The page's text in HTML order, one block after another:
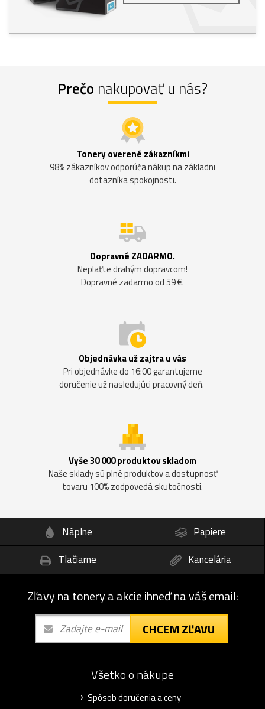
Prečo nakupovať u nás?
Tonery overené zákazníkmi
98% zákazníkov odporúča nákup na základni
dotazníka spokojnosti.
Dopravné ZADARMO.
Neplaťte drahým dopravcom!
Dopravné zadarmo od 59 €.
Objednávka už zajtra u vás
Pri objednávke do 16:00 garantujeme
doručenie už nasledujúci pracovný deň.
Vyše 30 000 produktov skladom
Naše sklady sú plné produktov a dostupnosť
tovaru 100% zodpovedá skutočnosti.
Náplne
Papiere
Tlačiarne
Kancelária
Zľavy na tonery a akcie ihneď na váš email:
CHCEM ZĽAVU
Všetko o nákupe
Spôsob doručenia a ceny